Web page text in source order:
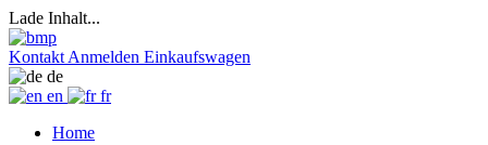
Lade Inhalt...
Kontakt Anmelden Einkaufswagen
de
en
fr
Home